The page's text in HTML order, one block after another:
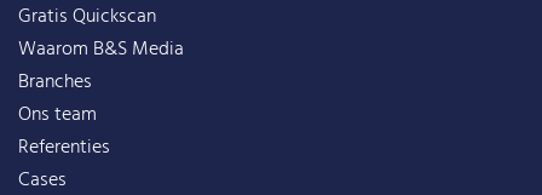
Gratis Quickscan
Waarom B&S Media
Branches
Ons team
Referenties
Cases